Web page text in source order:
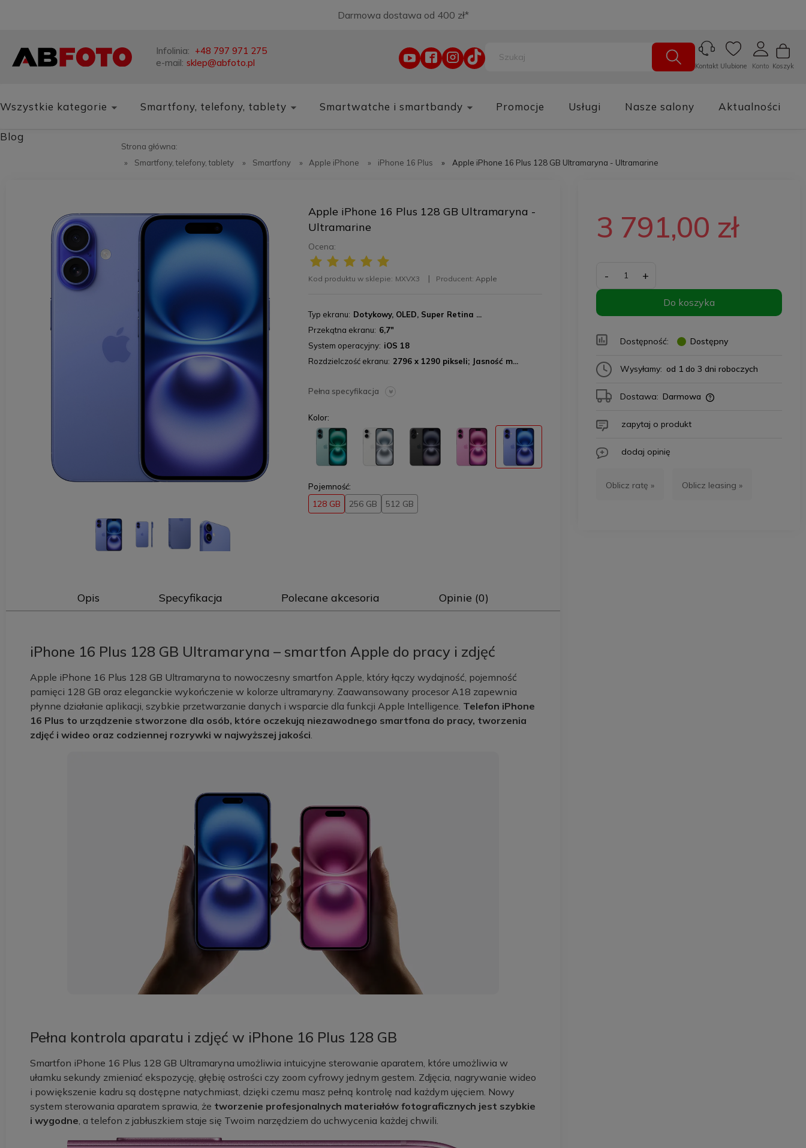
Darmowa dostawa od 400 zł*
Infolinia: +48 797 971 275
e-mail: sklep@abfoto.pl Koszyk
Konto
Ulubione
Kontakt
Wszystkie kategorie Smartfony, telefony, tablety Smartwatche i smartbandy Promocje Usługi Nasze salony Aktualności
Blog
Strona główna:
»
Smartfony, telefony, tablety » Smartfony » Apple iPhone » iPhone 16 Plus » Apple iPhone 16 Plus 128 GB Ultramaryna - Ultramarine
Apple iPhone 16 Plus 128 GB Ultramaryna -
Ultramarine
Ocena:
Kod produktu w sklepie: MXVX3 Producent: Apple
Typ ekranu
Dotykowy, OLED, Super Retina ...
Przekątna ekranu
6,7"
System operacyjny iOS 18
Rozdzielczość ekranu 2796 x 1290 pikseli; Jasność m...
Pełna specyfikacja
Kolor:
Pojemność:
128 GB 256 GB 512 GB
Opis Specyfikacja Polecane akcesoria Opinie (0)
iPhone 16 Plus 128 GB Ultramaryna – smartfon Apple do pracy i zdjęć
Apple iPhone 16 Plus 128 GB Ultramaryna to nowoczesny smartfon Apple, który łączy wydajność, pojemność
pamięci 128 GB oraz eleganckie wykończenie w kolorze ultramaryny. Zaawansowany procesor A18 zapewnia
płynne działanie aplikacji, szybkie przetwarzanie danych i wsparcie dla funkcji Apple Intelligence. Telefon iPhone
16 Plus to urządzenie stworzone dla osób, które oczekują niezawodnego smartfona do pracy, tworzenia
zdjęć i wideo oraz codziennej rozrywki w najwyższej jakości
Pełna kontrola aparatu i zdjęć w iPhone 16 Plus 128 GB
Smartfon iPhone 16 Plus 128 GB Ultramaryna umożliwia intuicyjne sterowanie aparatem, które umożliwia w
ułamku sekundy zmieniać ekspozycję, głębię ostrości czy zoom cyfrowy jednym gestem. Zdjęcia, nagrywanie wideo
i powiększenie kadru są dostępne natychmiast, dzięki czemu masz pełną kontrolę nad każdym ujęciem. Nowy
system sterowania aparatem sprawia, że tworzenie profesjonalnych materiałów fotograficznych jest szybkie
i wygodne , a telefon z jabłuszkiem staje się Twoim narzędziem do uchwycenia każdej chwili.
3 791,00 zł
- +
Do koszyka
Dostępność: Dostępny
Wysyłamy: od 1 do 3 dni roboczych
Dostawa: Darmowa
zapytaj o produkt
dodaj opinię
Oblicz ratę » Oblicz leasing »